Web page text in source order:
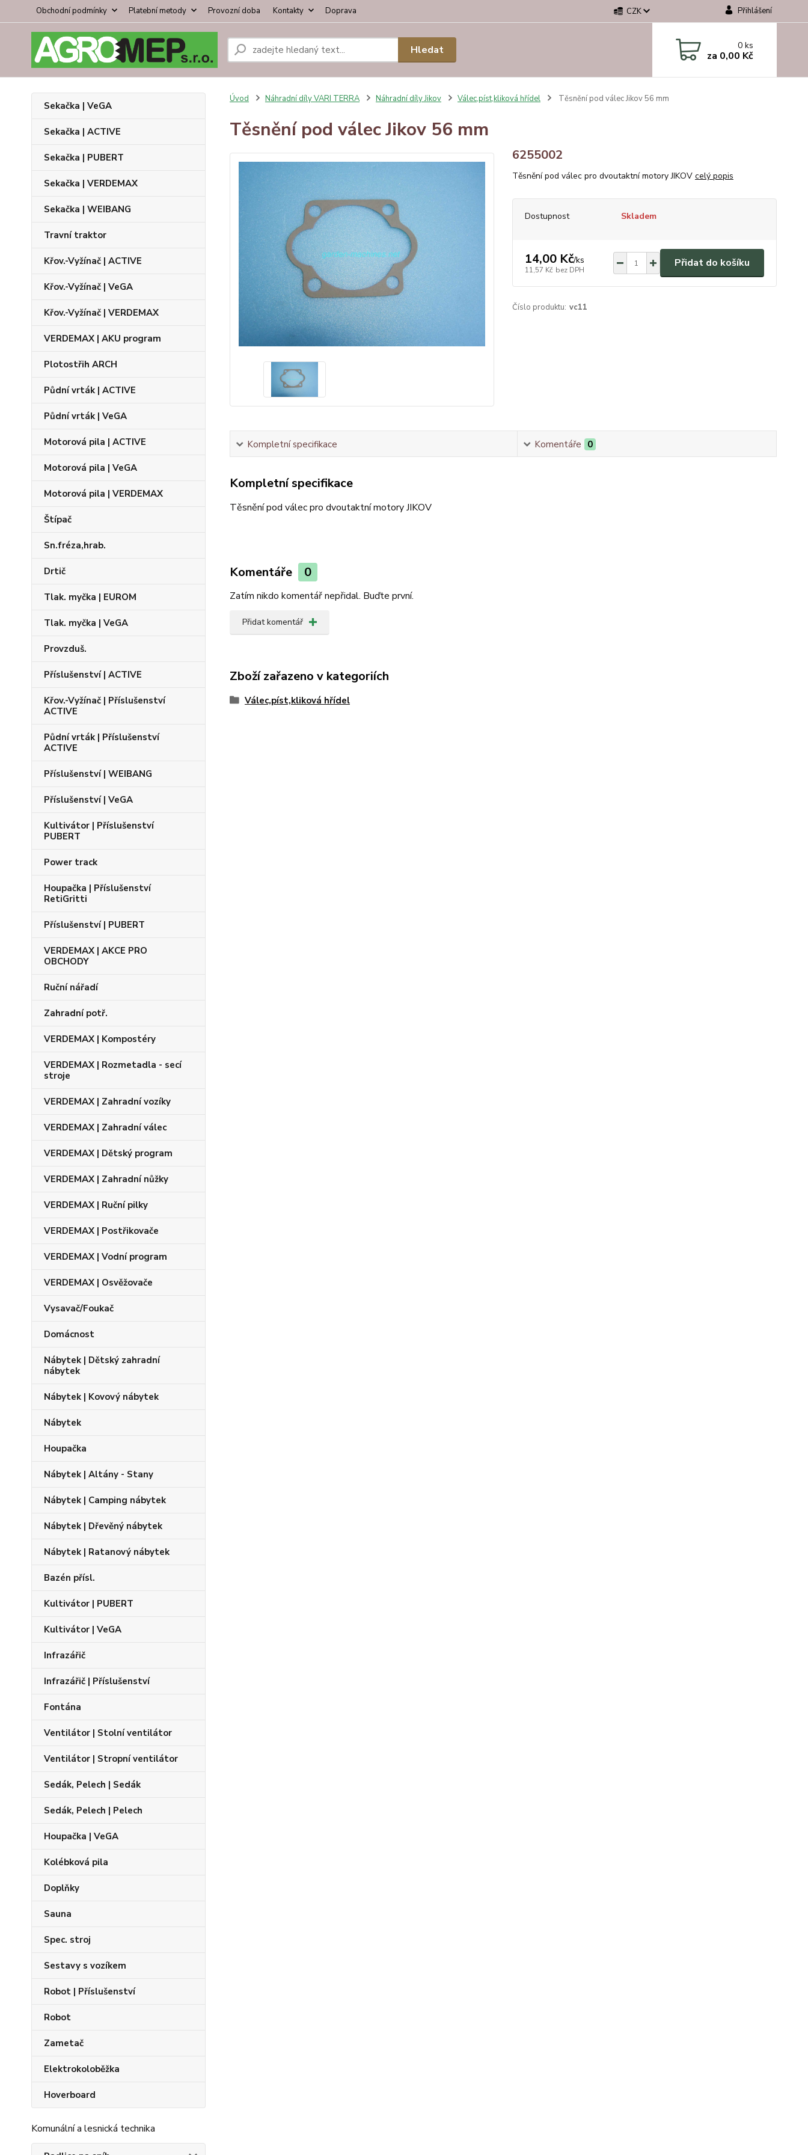
Obchodní podmínky Platební metody Provozní doba Kontakty Doprava CZK Přihlášení
Hledat 0ks
za 0,00 Kč
Sekačka | VeGA
Sekačka | ACTIVE
Sekačka | PUBERT
Sekačka | VERDEMAX
Sekačka | WEIBANG
Travní traktor
Křov.-Vyžínač | ACTIVE
Křov.-Vyžínač | VeGA
Křov.-Vyžínač | VERDEMAX
VERDEMAX | AKU program
Plotostřih ARCH
Půdní vrták | ACTIVE
Půdní vrták | VeGA
Motorová pila | ACTIVE
Motorová pila | VeGA
Motorová pila | VERDEMAX
Štípač
Sn.fréza,hrab.
Drtič
Tlak. myčka | EUROM
Tlak. myčka | VeGA
Provzduš.
Příslušenství | ACTIVE
Křov.-Vyžínač | Příslušenství
ACTIVE
Půdní vrták | Příslušenství
ACTIVE
Příslušenství | WEIBANG
Příslušenství | VeGA
Kultivátor | Příslušenství
PUBERT
Power track
Houpačka | Příslušenství
RetiGritti
Příslušenství | PUBERT
VERDEMAX | AKCE PRO
OBCHODY
Ruční nářadí
Zahradní potř.
VERDEMAX | Kompostéry
VERDEMAX | Rozmetadla - secí
stroje
VERDEMAX | Zahradní vozíky
VERDEMAX | Zahradní válec
VERDEMAX | Dětský program
VERDEMAX | Zahradní nůžky
VERDEMAX | Ruční pilky
VERDEMAX | Postřikovače
VERDEMAX | Vodní program
VERDEMAX | Osvěžovače
Vysavač/Foukač
Domácnost
Nábytek | Dětský zahradní
nábytek
Nábytek | Kovový nábytek
Nábytek
Houpačka
Nábytek | Altány - Stany
Nábytek | Camping nábytek
Nábytek | Dřevěný nábytek
Nábytek | Ratanový nábytek
Bazén přísl.
Kultivátor | PUBERT
Kultivátor | VeGA
Infrazářič
Infrazářič | Příslušenství
Fontána
Ventilátor | Stolní ventilátor
Ventilátor | Stropní ventilátor
Sedák, Pelech | Sedák
Sedák, Pelech | Pelech
Houpačka | VeGA
Kolébková pila
Doplňky
Sauna
Spec. stroj
Sestavy s vozíkem
Robot | Příslušenství
Robot
Zametač
Elektrokoloběžka
Hoverboard
Komunální a lesnická technika
Úvod Náhradní díly VARI TERRA Náhradní díly Jikov Válec,píst,kliková hřídel Těsnění pod válec Jikov 56 mm
Těsnění pod válec Jikov 56 mm
6255002
Těsnění pod válec pro dvoutaktní motory JIKOV celý popis
Dostupnost Skladem
14,00 Kč/ks
11,57 Kč bez DPH
Přidat do košíku
Číslo produktu: vc11
Kompletní specifikace Komentáře 0
Kompletní specifikace
Těsnění pod válec pro dvoutaktní motory JIKOV
Komentáře 0
Zatím nikdo komentář nepřidal. Buďte první.
Přidat komentář
Zboží zařazeno v kategoriích
Válec,píst,kliková hřídel